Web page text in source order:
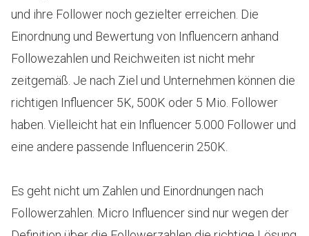
und ihre Follower noch gezielter erreichen. Die
Einordnung und Bewertung von Influencern anhand
Followezahlen und Reichweiten ist nicht mehr
zeitgemäß. Je nach Ziel und Unternehmen können die
richtigen Influencer 5K, 500K oder 5 Mio. Follower
haben. Vielleicht hat ein Influencer 5.000 Follower und
eine andere passende Influencerin 250K.
Es geht nicht um Zahlen und Einordnungen nach
Followerzahlen. Micro Influencer sind nur wegen der